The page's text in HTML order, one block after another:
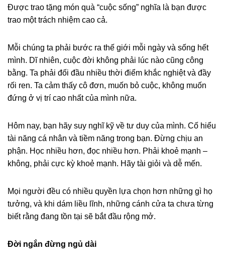
Được trao tặng món quà “cuộc sống” nghĩa là bạn được
trao một trách nhiệm cao cả.
Mỗi chúng ta phải bước ra thế giới mỗi ngày và sống hết
mình. Dĩ nhiên, cuộc đời không phải lúc nào cũng công
bằng. Ta phải đối đầu nhiều thời điểm khắc nghiệt và đầy
rối ren. Ta cảm thấy cô đơn, muốn bỏ cuộc, không muốn
đứng ở vị trí cao nhất của mình nữa.
Hôm nay, bạn hãy suy nghĩ kỹ về tư duy của mình. Cố hiểu
tài năng cá nhân và tiềm năng trong bạn. Đừng chịu an
phận. Học nhiều hơn, đọc nhiều hơn. Phải khoẻ mạnh –
không, phải cực kỳ khoẻ mạnh. Hãy tài giỏi và dễ mến.
Mọi người đều có nhiều quyền lựa chọn hơn những gì họ
tưởng, và khi dám liều lĩnh, những cánh cửa ta chưa từng
biết rằng đang tồn tại sẽ bắt đầu rộng mở.
Đời ngắn đừng ngủ dài